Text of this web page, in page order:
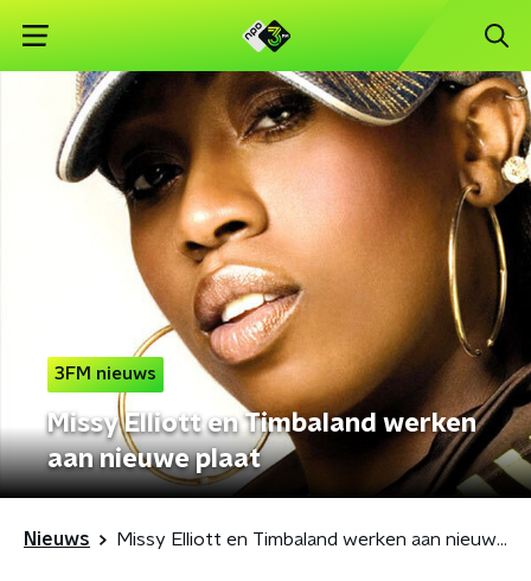
3FM nieuws
Missy Elliott en Timbaland werken
aan nieuwe plaat
Nieuws Missy Elliott en Timbaland werken aan nieuwe plaat